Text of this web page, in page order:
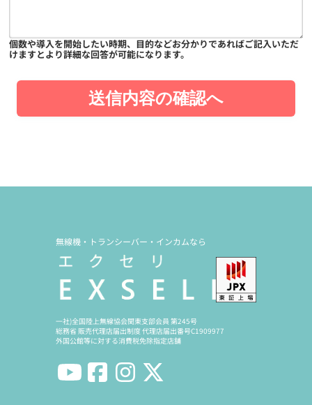
個数や導入を開始したい時期、目的などお分かりであればご記入いただ
けますとより詳細な回答が可能になります。
送信内容の確認へ
無線機・トランシーバー・インカムなら
一社)全国陸上無線協会関東支部会員 第245号
総務省 販売代理店届出制度 代理店届出番号C1909977
外国公館等に対する消費税免除指定店舗